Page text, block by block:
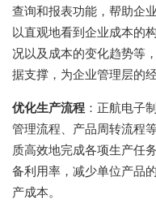
查询和报表功能，帮助企
以直观地看到企业成本的
况以及成本的变化趋势等
据支撑，为企业管理层的
优化生产流程 ：正航电子
管理流程、产品周转流程
质高效地完成各项生产任
备利用率，减少单位产品
产成本。